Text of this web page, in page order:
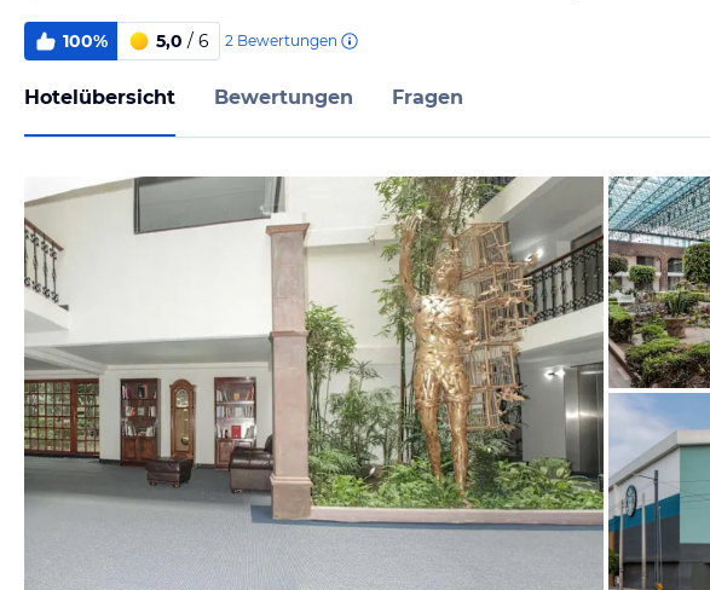
100% 5,0 / 6 2 Bewertungen
Hotelübersicht Bewertungen Fragen
von